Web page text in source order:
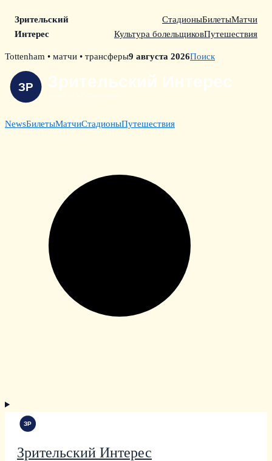
Зрительский
Интерес
СтадионыБилетыМатчи
Культура болельщиковПутешествия
Skip
content
Tottenham • матчи • трансферы9 августа 2026Поиск
NewsБилетыМатчиСтадионыПутешествия
Зрительский Интерес